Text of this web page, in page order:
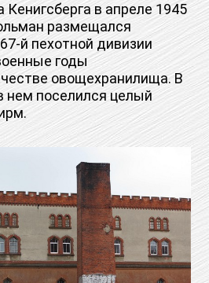
в апреле 1945
размещался
й пехотной дивизии
годы
овощехранилища. В
нем поселился целый